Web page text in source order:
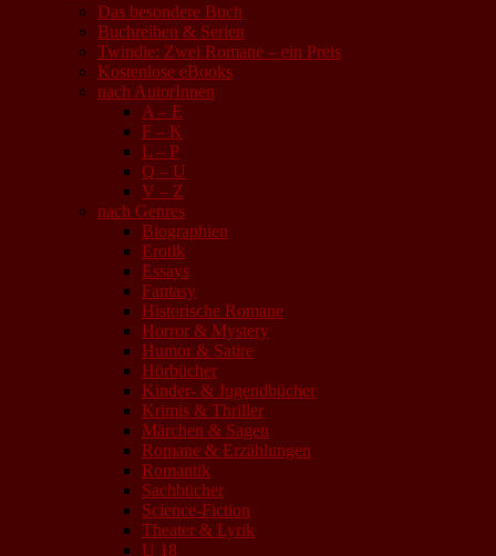
Das besondere Buch
Buchreihen & Serien
Twindie: Zwei Romane – ein Preis
Kostenlose eBooks
nach AutorInnen
A – E
F – K
L – P
Q – U
V – Z
nach Genres
Biographien
Erotik
Essays
Fantasy
Historische Romane
Horror & Mystery
Humor & Satire
Hörbücher
Kinder- & Jugendbücher
Krimis & Thriller
Märchen & Sagen
Romane & Erzählungen
Romantik
Sachbücher
Science-Fiction
Theater & Lyrik
U 18